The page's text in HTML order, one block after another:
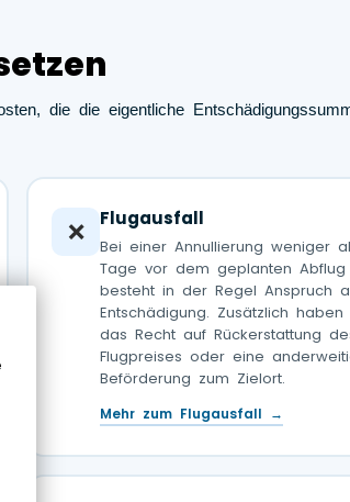
die die eigentliche
❌ Flugausfall
Bei einer Annullierung weniger
Tage vor dem geplanten Abflug
besteht in der Regel Anspruch
Entschädigung. Zusätzlich haben
das Recht auf Rückerstattung
Flugpreises oder eine
Beförderung zum Zielort.
Mehr zum Flugausfall →